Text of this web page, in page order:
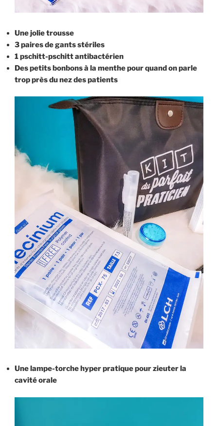
Une jolie trousse
3 paires de gants stériles
1 pschitt-pschitt antibactérien
Des petits bonbons à la menthe pour quand on parle
trop près du nez des patients
Une lampe-torche hyper pratique pour zieuter la
cavité orale